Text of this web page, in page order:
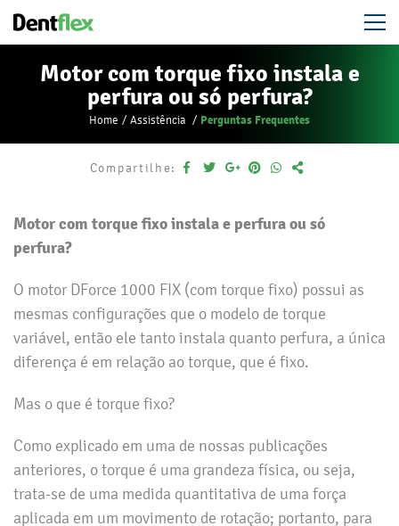
Motor com torque fixo instala e
perfura ou só perfura?
Home Assistência Perguntas Frequentes
Compartilhe:
Motor com torque fixo instala e perfura ou só
perfura?
O motor DForce 1000 FIX (com torque fixo) possui as
mesmas configurações que o modelo de torque
variável, então ele tanto instala quanto perfura, a única
diferença é em relação ao torque, que é fixo.
Mas o que é torque fixo?
Como explicado em uma de nossas publicações
anteriores, o torque é uma grandeza física, ou seja,
trata-se de uma medida quantitativa de uma força
aplicada em um movimento de rotação; portanto, para